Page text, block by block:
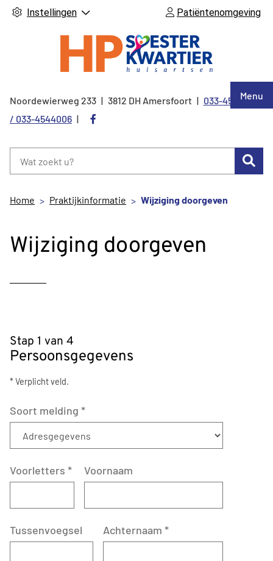
Instellingen Patiëntenomgeving
Menu
Noordewierweg 233 3812 DH Amersfoort Tel:
033-4544005
/ 033-4544006
Bezoek
pagina
Home Praktijkinformatie Wijziging doorgeven
Wijziging doorgeven
Stap 1 van 4
Persoonsgegevens
* Verplicht veld.
Soort melding *
Voorletters * Voornaam
Tussenvoegsel Achternaam *